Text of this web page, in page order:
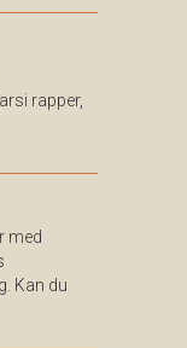
rapper,
med
Kan du